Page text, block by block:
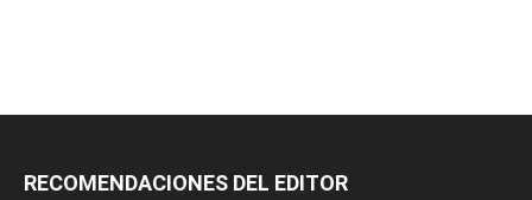
RECOMENDACIONES DEL EDITOR